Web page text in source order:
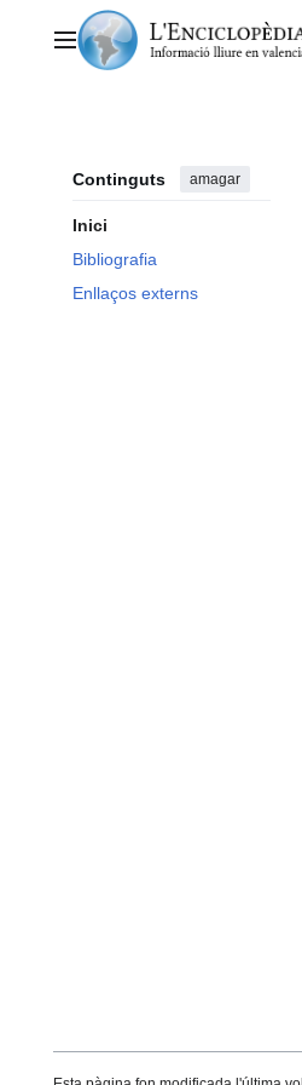
contingutMenú principal
Continguts amagar
Inici
Bibliografia
Enllaços externs